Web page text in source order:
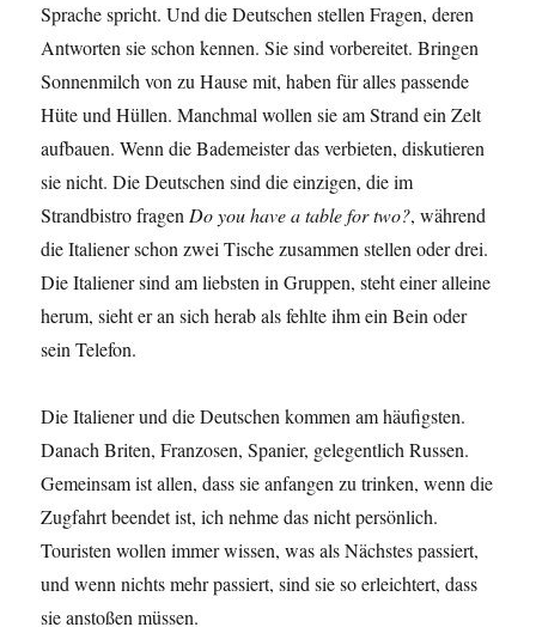
Sprache spricht. Und die Deutschen stellen Fragen, deren
Antworten sie schon kennen. Sie sind vorbereitet. Bringen
Sonnenmilch von zu Hause mit, haben für alles passende
Hüte und Hüllen. Manchmal wollen sie am Strand ein Zelt
aufbauen. Wenn die Bademeister das verbieten, diskutieren
sie nicht. Die Deutschen sind die einzigen, die im
Strandbistro fragenDo you have a table for two?, während
die Italiener schon zwei Tische zusammen stellen oder drei.
Die Italiener sind am liebsten in Gruppen, steht einer alleine
herum, sieht er an sich herab als fehlte ihm ein Bein oder
sein Telefon.
Die Italiener und die Deutschen kommen am häufigsten.
Danach Briten, Franzosen, Spanier, gelegentlich Russen.
Gemeinsam ist allen, dass sie anfangen zu trinken, wenn die
Zugfahrt beendet ist, ich nehme das nicht persönlich.
Touristen wollen immer wissen, was als Nächstes passiert,
und wenn nichts mehr passiert, sind sie so erleichtert, dass
sie anstoßen müssen.